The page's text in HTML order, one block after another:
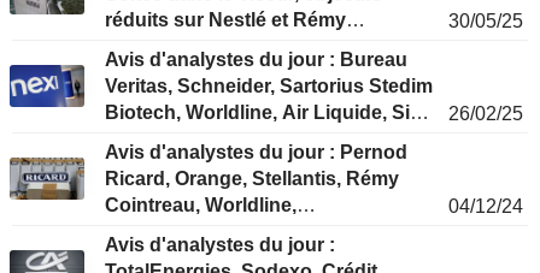
réduits sur Nestlé et Rémy
30/05/25
Avis d'analystes du jour : Bureau
Veritas, Schneider, Sartorius Stedim
Biotech, Worldline, Air Liquide, Sika,
26/02/25
Avis d'analystes du jour : Pernod
Ricard, Orange, Stellantis, Rémy
Cointreau, Worldline,
04/12/24
Avis d'analystes du jour :